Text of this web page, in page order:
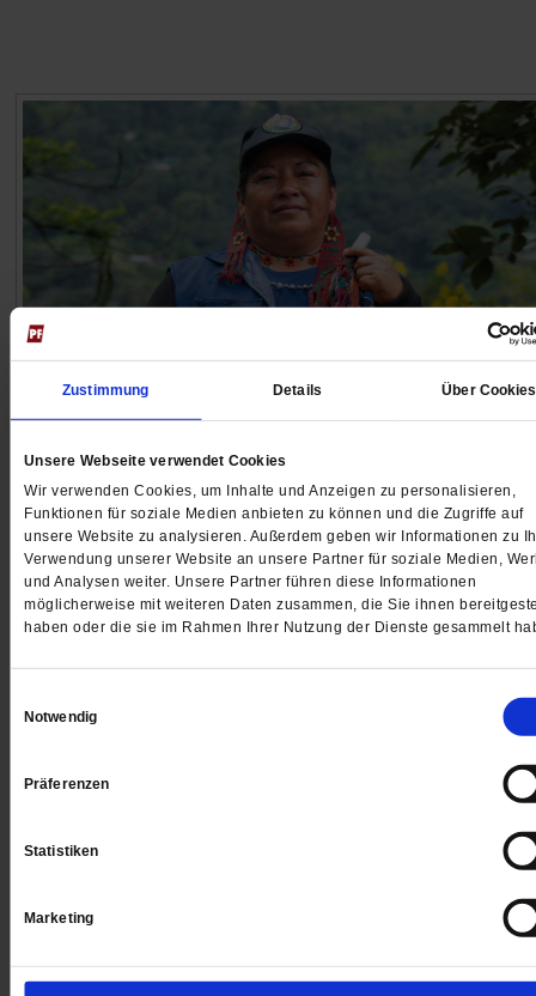
Zustimmung Details Über Cookies
Unsere Webseite verwendet Cookies
Wir verwenden Cookies, um Inhalte und Anzeigen zu personalisieren,
Funktionen für soziale Medien anbieten zu können und die Zugriffe auf
unsere Website zu analysieren. Außerdem geben wir Informationen zu
Verwendung unserer Website an unsere Partner für soziale Medien,
und Analysen weiter. Unsere Partner führen diese Informationen
möglicherweise mit weiteren Daten zusammen, die Sie ihnen
haben oder die sie im Rahmen Ihrer Nutzung der Dienste gesammelt
Notwendig
Präferenzen
Statistiken
Marketing
Fotoreportage
Die Friedenswächterin
In den indigenen Gemeinden Kolumbiens stellen sich
Frauen, Männer und Jugendliche Bewaffneten
nur mit einem Holzstab in der Hand. Alicia Ilamo ist
von ihnen. Kann ihr ziviles Schutzkonzept die Gewalt
eindämmen? /mehr